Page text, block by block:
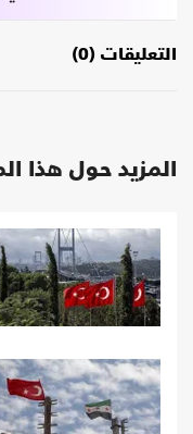
التعليقات (0)
المزيد حول هذا